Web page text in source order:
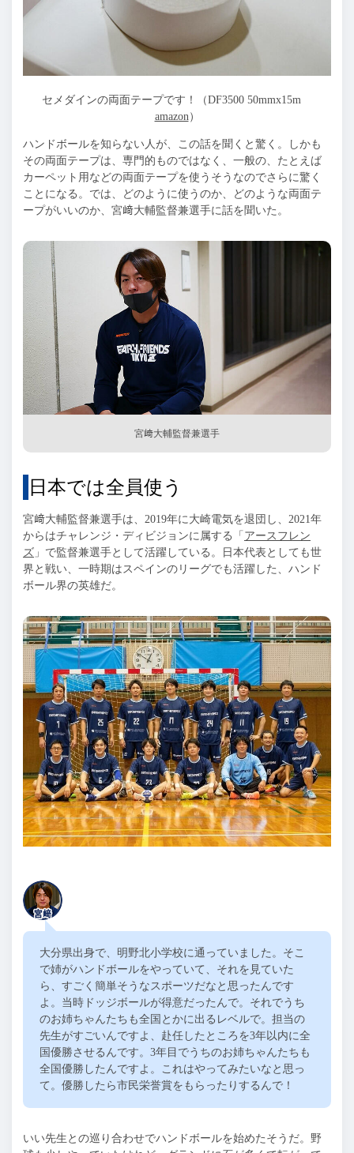
セメダインの両面テープです！（DF3500 50mmx15m
amazon）
ハンドボールを知らない人が、この話を聞くと驚く。しかも
その両面テープは、専門的ものではなく、一般の、たとえば
カーペット用などの両面テープを使うそうなのでさらに驚く
ことになる。では、どのように使うのか、どのような両面テ
ープがいいのか、宮﨑大輔監督兼選手に話を聞いた。
宮﨑大輔監督兼選手
日本では全員使う
宮﨑大輔監督兼選手は、 2019年に大崎電気を退団し、 2021年
からはチャレンジ・ディビジョンに属する「 アースフレン
ズ 」で監督兼選手として活躍している。日本代表としても世
界と戦い、一時期はスペインのリーグでも活躍した、ハンド
ボール界の英雄だ。
大分県出身で、明野北小学校に通っていました。そこ
で姉がハンドボールをやっていて、それを見ていた
ら、すごく簡単そうなスポーツだなと思ったんです
よ。当時ドッジボールが得意だったんで。それでうち
のお姉ちゃんたちも全国とかに出るレベルで。担当の
先生がすごいんですよ、赴任したところを3年以内に全
国優勝させるんです。 3年目でうちのお姉ちゃんたちも
全国優勝したんですよ。これはやってみたいなと思っ
て。優勝したら市民栄誉賞をもらったりするんで！
いい先生との巡り合わせでハンドボールを始めたそうだ。野